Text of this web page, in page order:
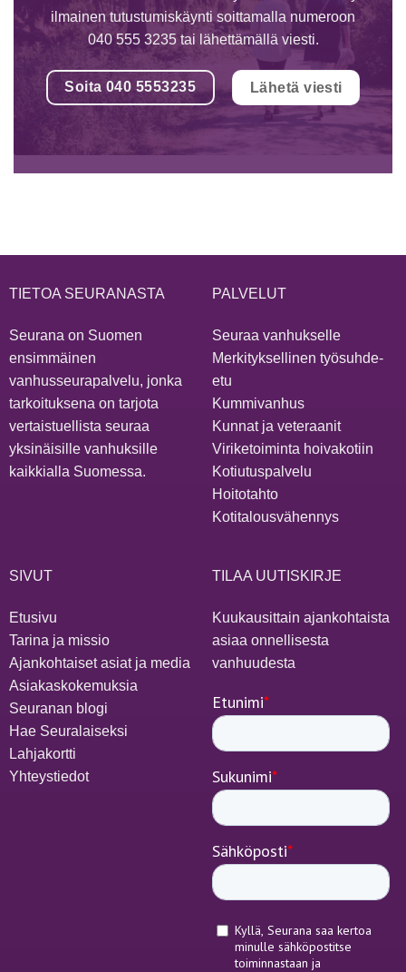
ilmainen tutustumiskäynti soittamalla numeroon
040 555 3235 tai lähettämällä viesti.
Soita 040 5553235 Lähetä viesti
TIETOA SEURANASTA
Seurana on Suomen
ensimmäinen
vanhusseurapalvelu, jonka
tarkoituksena on tarjota
vertaistuellista seuraa
yksinäisille vanhuksille
kaikkialla Suomessa.
PALVELUT
Seuraa vanhukselle
Merkityksellinen työsuhde-
etu
Kummivanhus
Kunnat ja veteraanit
Viriketoiminta hoivakotiin
Kotiutuspalvelu
Hoitotahto
Kotitalousvähennys
SIVUT
Etusivu
Tarina ja missio
Ajankohtaiset asiat ja media
Asiakaskokemuksia
Seuranan blogi
Hae Seuralaiseksi
Lahjakortti
Yhteystiedot
TILAA UUTISKIRJE
Kuukausittain ajankohtaista
asiaa onnellisesta
vanhuudesta